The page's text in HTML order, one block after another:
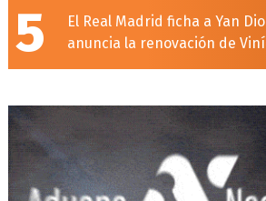
5
El Real Madrid ficha a Yan
anuncia la renovación de